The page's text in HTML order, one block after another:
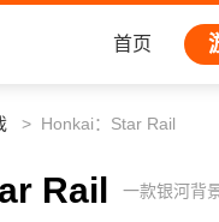
首页
Honkai：Star Rail​
Rail​ 一款银河背